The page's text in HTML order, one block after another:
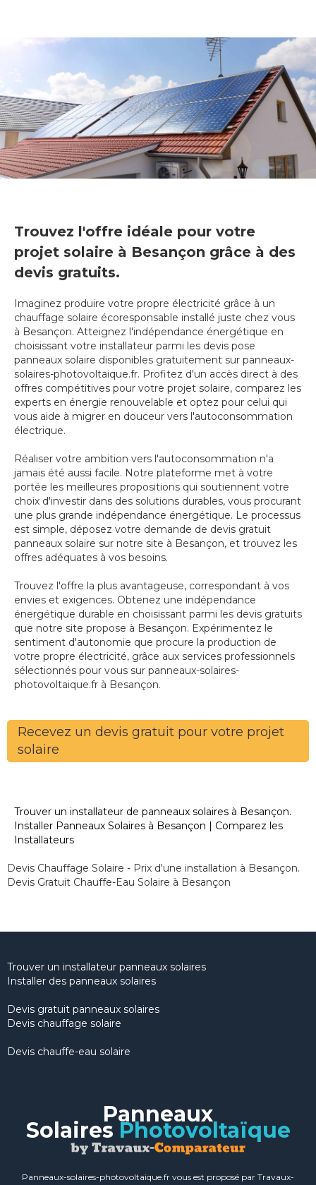
Trouvez l'offre idéale pour votre
projet solaire à Besançon grâce à des
devis gratuits.
Imaginez produire votre propre électricité grâce à un
chauffage solaire écoresponsable installé juste chez vous
à Besançon. Atteignez l'indépendance énergétique en
choisissant votre installateur parmi les devis pose
panneaux solaire disponibles gratuitement sur panneaux-
solaires-photovoltaique.fr. Profitez d'un accès direct à des
offres compétitives pour votre projet solaire, comparez les
experts en énergie renouvelable et optez pour celui qui
vous aide à migrer en douceur vers l'autoconsommation
électrique.
Réaliser votre ambition vers l'autoconsommation n'a
jamais été aussi facile. Notre plateforme met à votre
portée les meilleures propositions qui soutiennent votre
choix d'investir dans des solutions durables, vous procurant
une plus grande indépendance énergétique. Le processus
est simple, déposez votre demande de devis gratuit
panneaux solaire sur notre site à Besançon, et trouvez les
offres adéquates à vos besoins.
Trouvez l'offre la plus avantageuse, correspondant à vos
envies et exigences. Obtenez une indépendance
énergétique durable en choisissant parmi les devis gratuits
que notre site propose à Besançon. Expérimentez le
sentiment d'autonomie que procure la production de
votre propre électricité, grâce aux services professionnels
sélectionnés pour vous sur panneaux-solaires-
photovoltaique.fr à Besançon.
Recevez un devis gratuit pour votre projet
solaire
Trouver un installateur de panneaux solaires à Besançon.
Installer Panneaux Solaires à Besançon | Comparez les
Installateurs
Devis Chauffage Solaire - Prix d'une installation à Besançon.
Devis Gratuit Chauffe-Eau Solaire à Besançon
Trouver un installateur panneaux solaires
Installer des panneaux solaires
Devis gratuit panneaux solaires
Devis chauffage solaire
Devis chauffe-eau solaire
Panneaux
Solaires Photovoltaïque
Panneaux-solaires-photovoltaique.fr vous est proposé par Travaux-